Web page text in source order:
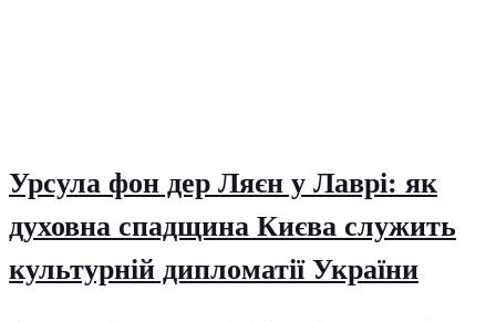
Урсула фон дер Ляєн у Лаврі: як
духовна спадщина Києва служить
культурній дипломатії України